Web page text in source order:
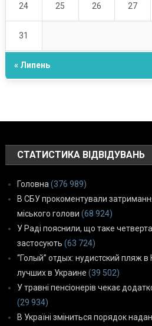
24 25 26 27
31
« Липень
СТАТИСТИКА ВІДВІДУВАНЬ
Головна (376 989)
В СБУ прокоментували
міського голови (68 924)
У Раді пояснили, що таке четверта
застосують (63 724)
“Голый” отдых: нудистский пляж
лучших в Украине (39 502)
У травні пенсіонерів чекає
(29 934)
В Україні зміниться порядок